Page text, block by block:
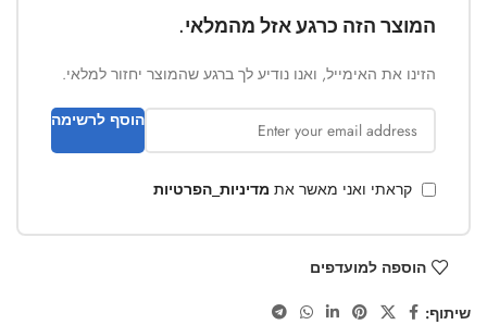
המוצר הזה כרגע אזל מהמלאי.
הזינו את האימייל, ואנו נודיע לך ברגע שהמוצר יחזור למלאי.
הוסף לרשימה
קראתי ואני מאשר את מדיניות_הפרטיות
הוספה למועדפים
שיתוף: